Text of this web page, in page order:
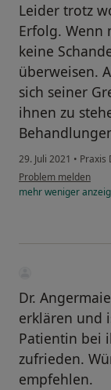
Leider trotz
Erfolg. Wenn
keine
überweisen.
sich seiner
ihnen zu
29. Juli 2021 • Praxis
Problem melden
mehrweniger
Dr.
erklären und
Patientin bei
zufrieden.
empfehlen.